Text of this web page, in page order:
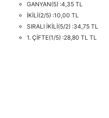
GANYAN(5) :4,35 TL
İKİLİ(2/5) :10,00 TL
SIRALI İKİLİ(5/2) :34,75 TL
1. ÇİFTE(1/5) :28,80 TL TL